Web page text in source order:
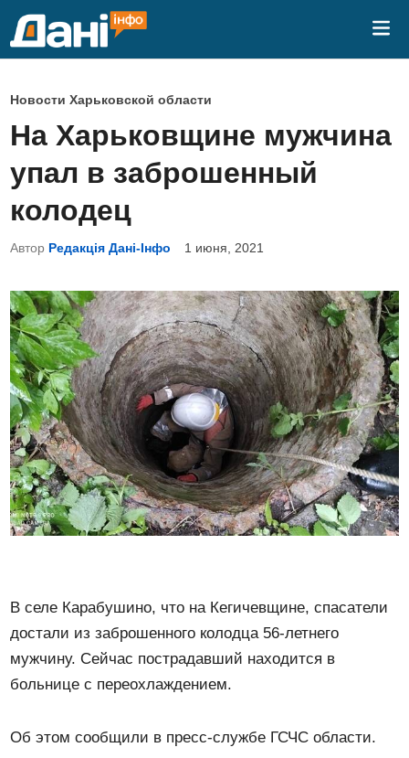
О
п
у
б
л
и
к
в
а
н
о
в
Новости Харьковской области
На Харьковщине мужчина
упал в заброшенный
колодец
Автор Редакція Дані-Інфо 1 июня, 2021
В селе Карабушино, что на Кегичевщине, спасатели
достали из заброшенного колодца 56-летнего
мужчину. Сейчас пострадавший находится в
больнице с переохлаждением.
Об этом сообщили в пресс-службе ГСЧС области.